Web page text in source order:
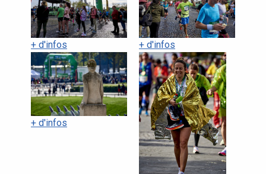
+ d'infos + d'infos
+ d'infos